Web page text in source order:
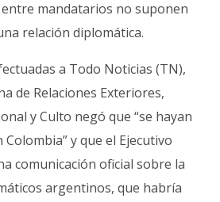
mandatarios no suponen
relación diplomática.
a Todo Noticias (TN),
de Relaciones Exteriores,
y Culto negó que “se hayan
y que el Ejecutivo
comunicación oficial sobre la
argentinos, que habría